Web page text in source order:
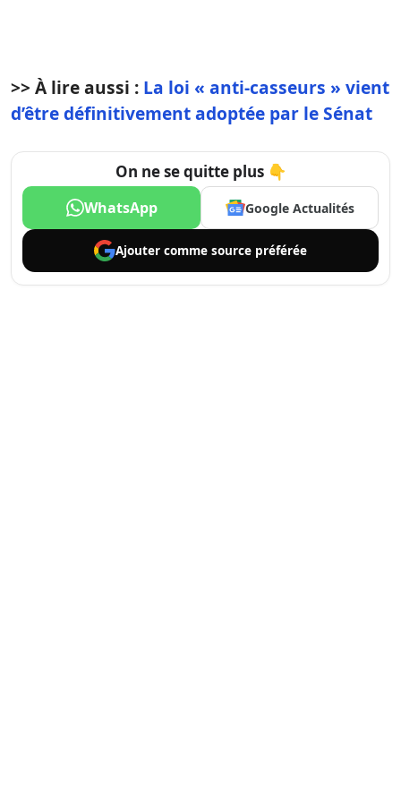
>> À lire aussi : La loi « anti-casseurs » vient
d’être définitivement adoptée par le Sénat
On ne se quitte plus 👇
WhatsApp Google Actualités
Ajouter comme source préférée